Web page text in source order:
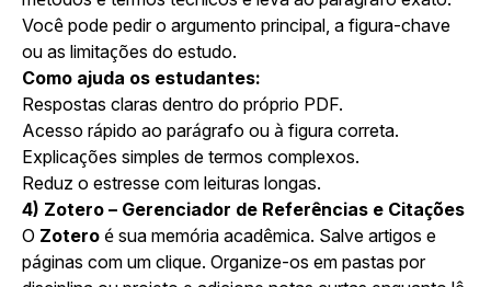
Você pode pedir o argumento principal, a figura-chave
ou as limitações do estudo.
Como ajuda os estudantes:
Respostas claras dentro do próprio PDF.
Acesso rápido ao parágrafo ou à figura correta.
Explicações simples de termos complexos.
Reduz o estresse com leituras longas.
4) Zotero – Gerenciador de Referências e Citações
O Zotero é sua memória acadêmica. Salve artigos e
páginas com um clique. Organize-os em pastas por